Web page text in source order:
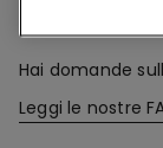
Hai domande
Leggi le nostre